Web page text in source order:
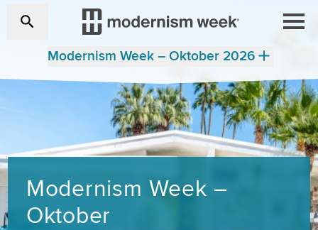
Modernism Week – Oktober 2026
Modernism Week –
Oktober